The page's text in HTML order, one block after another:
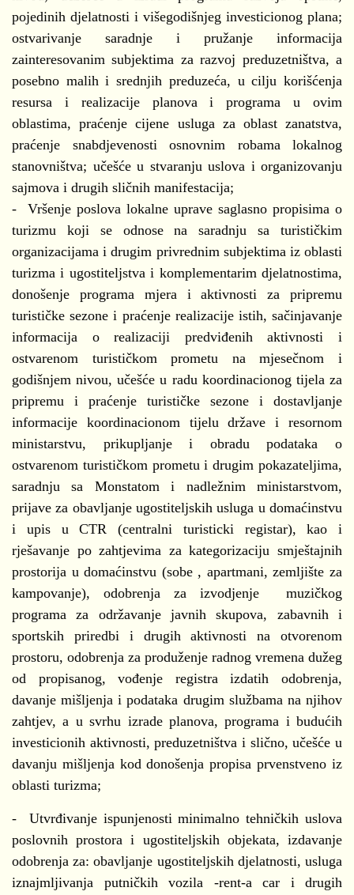
pojedinih djelatnosti i višegodišnjeg investicionog plana;
ostvarivanje saradnje i pružanje informacija
zainteresovanim subjektima za razvoj preduzetništva, a
posebno malih i srednjih preduzeća, u cilju korišćenja
resursa i realizacije planova i programa u ovim
oblastima, praćenje cijene usluga za oblast zanatstva,
praćenje snabdjevenosti osnovnim robama lokalnog
stanovništva; učešće u stvaranju uslova i organizovanju
sajmova i drugih sličnih manifestacija;
- Vršenje poslova lokalne uprave saglasno propisima o
turizmu koji se odnose na saradnju sa turističkim
organizacijama i drugim privrednim subjektima iz oblasti
turizma i ugostiteljstva i komplementarim djelatnostima,
donošenje programa mjera i aktivnosti za pripremu
turističke sezone i praćenje realizacije istih, sačinjavanje
informacija o realizaciji predviđenih aktivnosti i
ostvarenom turističkom prometu na mjesečnom i
godišnjem nivou, učešće u radu koordinacionog tijela za
pripremu i praćenje turističke sezone i dostavljanje
informacije koordinacionom tijelu države i resornom
ministarstvu, prikupljanje i obradu podataka o
ostvarenom turističkom prometu i drugim pokazateljima,
saradnju sa Monstatom i nadležnim ministarstvom,
prijave za obavljanje ugostiteljskih usluga u domaćinstvu
i upis u CTR (centralni turisticki registar), kao i
rješavanje po zahtjevima za kategorizaciju smještajnih
prostorija u domaćinstvu (sobe , apartmani, zemljište za
kampovanje), odobrenja za izvodjenje muzičkog
programa za održavanje javnih skupova, zabavnih i
sportskih priredbi i drugih aktivnosti na otvorenom
prostoru, odobrenja za produženje radnog vremena dužeg
od propisanog, vođenje registra izdatih odobrenja,
davanje mišljenja i podataka drugim službama na njihov
zahtjev, a u svrhu izrade planova, programa i budućih
investicionih aktivnosti, preduzetništva i slično, učešće u
davanju mišljenja kod donošenja propisa prvenstveno iz
oblasti turizma;
- Utvrđivanje ispunjenosti minimalno tehničkih uslova
poslovnih prostora i ugostiteljskih objekata, izdavanje
odobrenja za: obavljanje ugostiteljskih djelatnosti, usluga
iznajmljivanja putničkih vozila -rent-a car i drugih